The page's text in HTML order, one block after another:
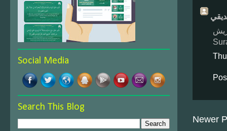
Newer
Social Media
Search This Blog